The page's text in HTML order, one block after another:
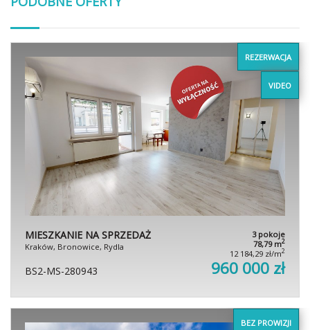
REZERWACJA
VIDEO
MIESZKANIE NA SPRZEDAŻ
Kraków, Bronowice, Rydla
3 pokoje
78,79 m2
12 184,29 zł/m2
BS2-MS-280943 960 000 zł
BEZ PROWIZJI